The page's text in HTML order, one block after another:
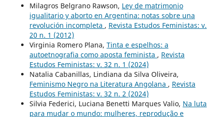
Milagros Belgrano Rawson, Ley de matrimonio
igualitario y aborto en Argentina: notas sobre una
revolución incompleta , Revista Estudos Feministas: v.
20 n. 1 (2012)
Virginia Romero Plana, Tinta e espelhos: a
autoetnografia como aposta feminista , Revista
Estudos Feministas: v. 32 n. 1 (2024)
Natalia Cabanillas, Lindiana da Silva Oliveira,
Feminismo Negro na Literatura Angolana , Revista
Estudos Feministas: v. 32 n. 2 (2024)
Silvia Federici, Luciana Benetti Marques Valio, Na luta
para mudar o mundo: mulheres, reprodução e